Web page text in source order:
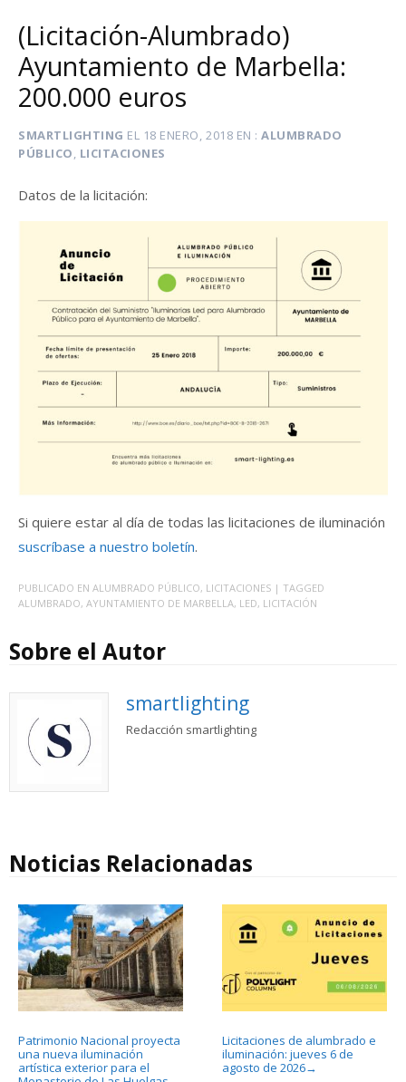
(Licitación-Alumbrado)
Ayuntamiento de Marbella:
200.000 euros
SMARTLIGHTING EL 18 ENERO, 2018 EN
ALUMBRADO
PÚBLICO, LICITACIONES
Datos de la licitación:
Si quiere estar al día de todas las licitaciones de iluminación
suscríbase a nuestro boletín.
PUBLICADO EN ALUMBRADO PÚBLICO, LICITACIONES | TAGGED
ALUMBRADO, AYUNTAMIENTO DE MARBELLA, LED, LICITACIÓN
Sobre el Autor
smartlighting
Redacción smartlighting
Noticias Relacionadas
Patrimonio Nacional proyecta
una nueva iluminación
artística exterior para el
Licitaciones de alumbrado e
iluminación: jueves 6 de
agosto de 2026→